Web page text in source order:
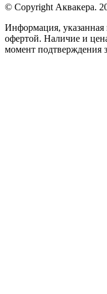
© Copyright Аквакера.
Информация, указанная
офертой. Наличие и
момент подтверждения